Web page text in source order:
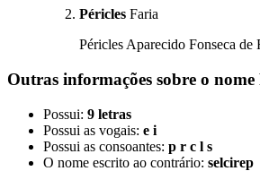
Péricles Faria
Péricles Aparecido Fonseca
Outras informações sobre o nome
Possui: 9 letras
Possui as vogais: e i
Possui as consoantes: p r c l s
O nome escrito ao contrário: selcirep